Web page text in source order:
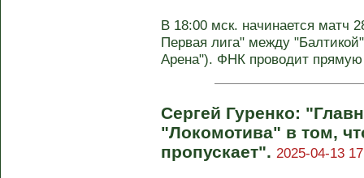
В 18:00 мск. начинается матч
Первая лига" между
Арена"). ФНК проводит
Сергей Гуренко:
"Локомотива" в том,
пропускает". 2025-04-13